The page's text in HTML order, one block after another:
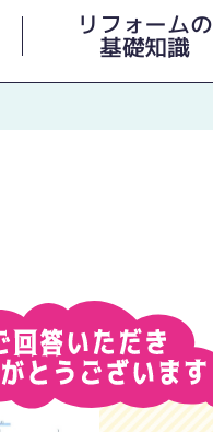
リフォームの
基礎知識